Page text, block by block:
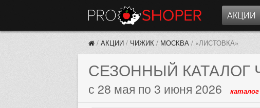
АКЦИИ
/ АКЦИИ / ЧИЖИК / МОСКВА / «ЛИСТОВКА»
СЕЗОННЫЙ КАТАЛОГ
с 28 мая по 3 июня 2026